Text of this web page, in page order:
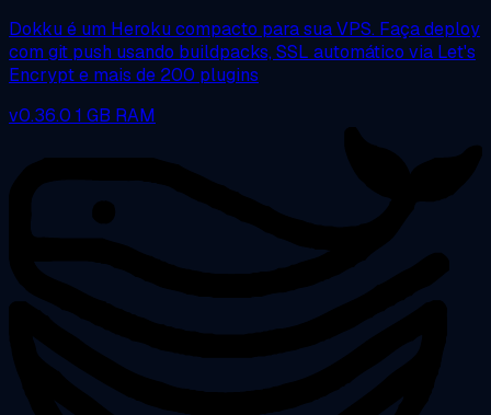
Dokku é um Heroku compacto para sua VPS. Faça deploy
com git push usando buildpacks, SSL automático via Let's
Encrypt e mais de 200 plugins
v0.36.0 1 GB RAM